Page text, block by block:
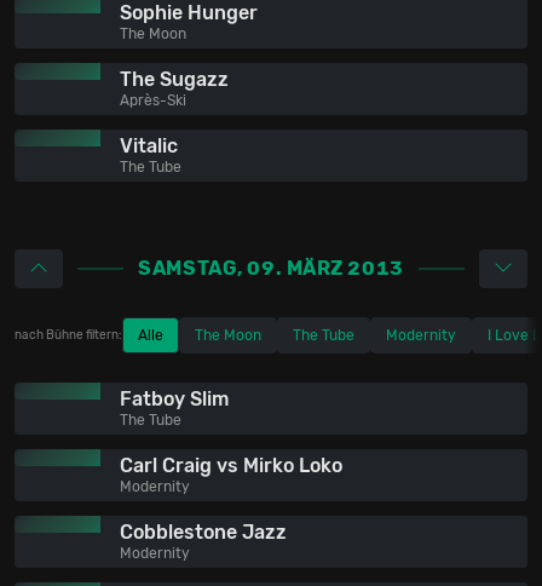
Sophie Hunger
The Moon
The Sugazz
Après-Ski
Vitalic
The Tube
SAMSTAG, 09. MÄRZ 2013
nach Bühne filtern: Alle The Moon The Tube Modernity I Love
Fatboy Slim
The Tube
Carl Craig vs Mirko Loko
Modernity
Cobblestone Jazz
Modernity